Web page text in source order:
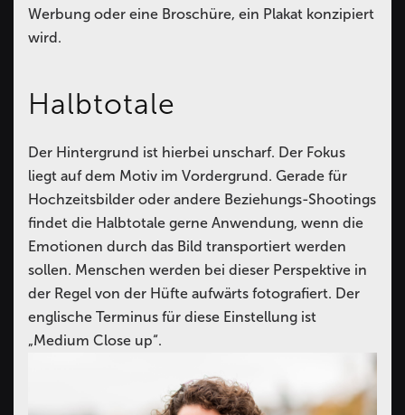
Werbung oder eine Broschüre, ein Plakat konzipiert
wird.
Halbtotale
Der Hintergrund ist hierbei unscharf. Der Fokus
liegt auf dem Motiv im Vordergrund. Gerade für
Hochzeitsbilder oder andere Beziehungs-Shootings
findet die Halbtotale gerne Anwendung, wenn die
Emotionen durch das Bild transportiert werden
sollen. Menschen werden bei dieser Perspektive in
der Regel von der Hüfte aufwärts fotografiert. Der
englische Terminus für diese Einstellung ist
„Medium Close up“.